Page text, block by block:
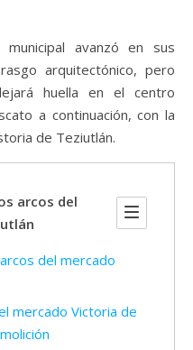
avanzó en sus
arquitectónico, pero
huella en el centro
a continuación, con la
de Teziutlán.
arcos del
del mercado
mercado Victoria de